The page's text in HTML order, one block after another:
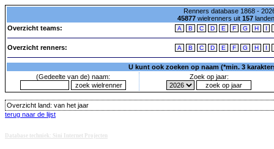
Renners database 1868 -
45877wielrenners uit 157
Overzicht teams:
A B C D E F G H I
Overzicht renners: A B C D E F G H I
U kunt ook zoeken op naam (*min. 3
(Gedeelte van de) naam:
Zoek op jaar:
Overzicht land: van het jaar
terug naar de lijst
Database techniek: Sini Internet Projecten